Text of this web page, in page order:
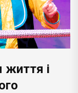
життя і